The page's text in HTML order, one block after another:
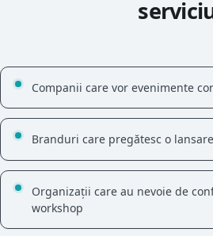
Companii care vor evenimente
Branduri care pregătesc o
Organizații care au nevoie de
workshop